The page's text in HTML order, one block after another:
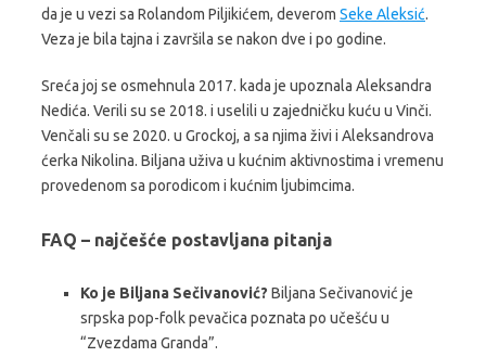
da je u vezi sa Rolandom Piljikićem, deverom Seke Aleksić.
Veza je bila tajna i završila se nakon dve i po godine.
Sreća joj se osmehnula 2017. kada je upoznala Aleksandra
Nedića. Verili su se 2018. i uselili u zajedničku kuću u Vinči.
Venčali su se 2020. u Grockoj, a sa njima živi i Aleksandrova
ćerka Nikolina. Biljana uživa u kućnim aktivnostima i vremenu
provedenom sa porodicom i kućnim ljubimcima.
FAQ – najčešće postavljana pitanja
Ko je Biljana Sečivanović? Biljana Sečivanović je
srpska pop-folk pevačica poznata po učešću u
“Zvezdama Granda”.